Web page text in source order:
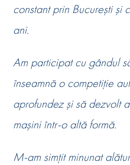
constant prin București
ani.
Am participat cu gândul
înseamnă o competiție
aprofundez și să dezvolt
mașini într-o altă formă.
M-am simțit minunat